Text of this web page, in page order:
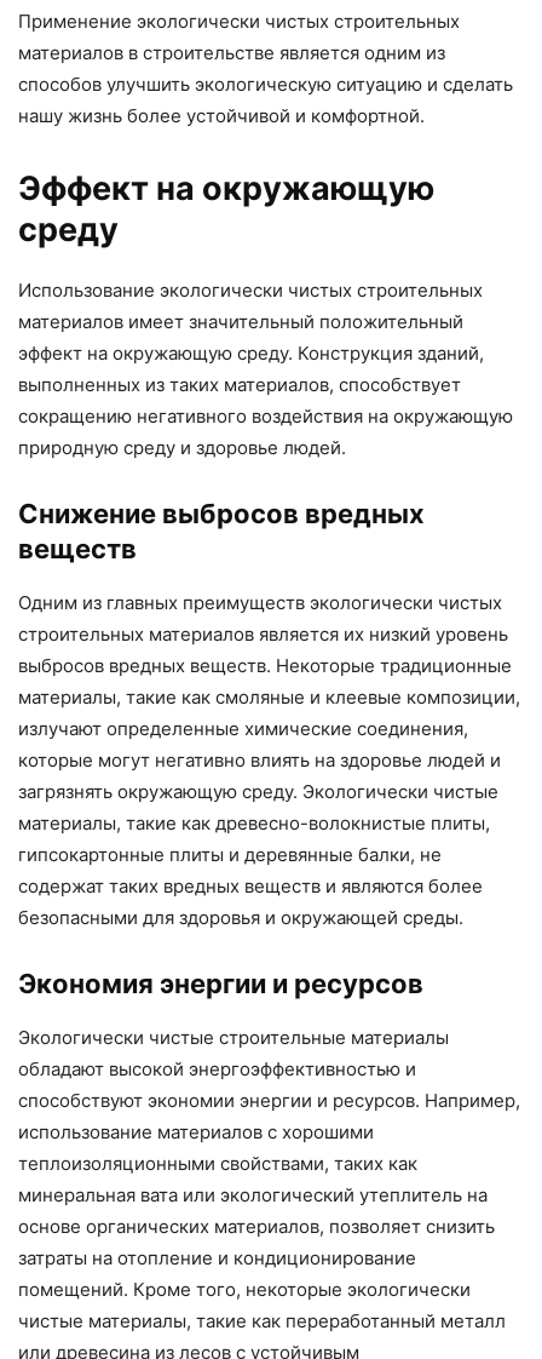
Применение экологически чистых строительных
материалов в строительстве является одним из
способов улучшить экологическую ситуацию и сделать
нашу жизнь более устойчивой и комфортной.
Эффект на окружающую
среду
Использование экологически чистых строительных
материалов имеет значительный положительный
эффект на окружающую среду. Конструкция зданий,
выполненных из таких материалов, способствует
сокращению негативного воздействия на окружающую
природную среду и здоровье людей.
Снижение выбросов вредных
веществ
Одним из главных преимуществ экологически чистых
строительных материалов является их низкий уровень
выбросов вредных веществ. Некоторые традиционные
материалы, такие как смоляные и клеевые композиции,
излучают определенные химические соединения,
которые могут негативно влиять на здоровье людей и
загрязнять окружающую среду. Экологически чистые
материалы, такие как древесно-волокнистые плиты,
гипсокартонные плиты и деревянные балки, не
содержат таких вредных веществ и являются более
безопасными для здоровья и окружающей среды.
Экономия энергии и ресурсов
Экологически чистые строительные материалы
обладают высокой энергоэффективностью и
способствуют экономии энергии и ресурсов. Например,
использование материалов с хорошими
теплоизоляционными свойствами, таких как
минеральная вата или экологический утеплитель на
основе органических материалов, позволяет снизить
затраты на отопление и кондиционирование
помещений. Кроме того, некоторые экологически
чистые материалы, такие как переработанный металл
или древесина из лесов с устойчивым